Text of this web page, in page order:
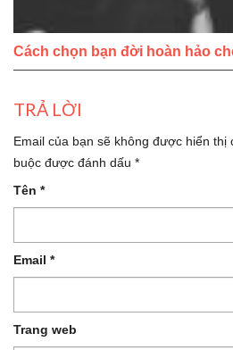
Cách chọn bạn đời hoàn hảo
TRẢ LỜI
Email của bạn sẽ không được hiển thị
buộc được đánh dấu *
Tên *
Email *
Trang web